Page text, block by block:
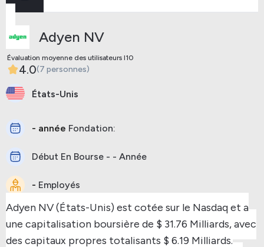
Adyen NV
Évaluation moyenne des utilisateurs I10
4.0(7 personnes)
États-Unis
- année Fondation:
Début En Bourse - - Année
- Employés
Adyen NV (États-Unis) est cotée sur le Nasdaq et a
une capitalisation boursière de $ 31.76 Milliards, avec
des capitaux propres totalisants $ 6.19 Milliards.